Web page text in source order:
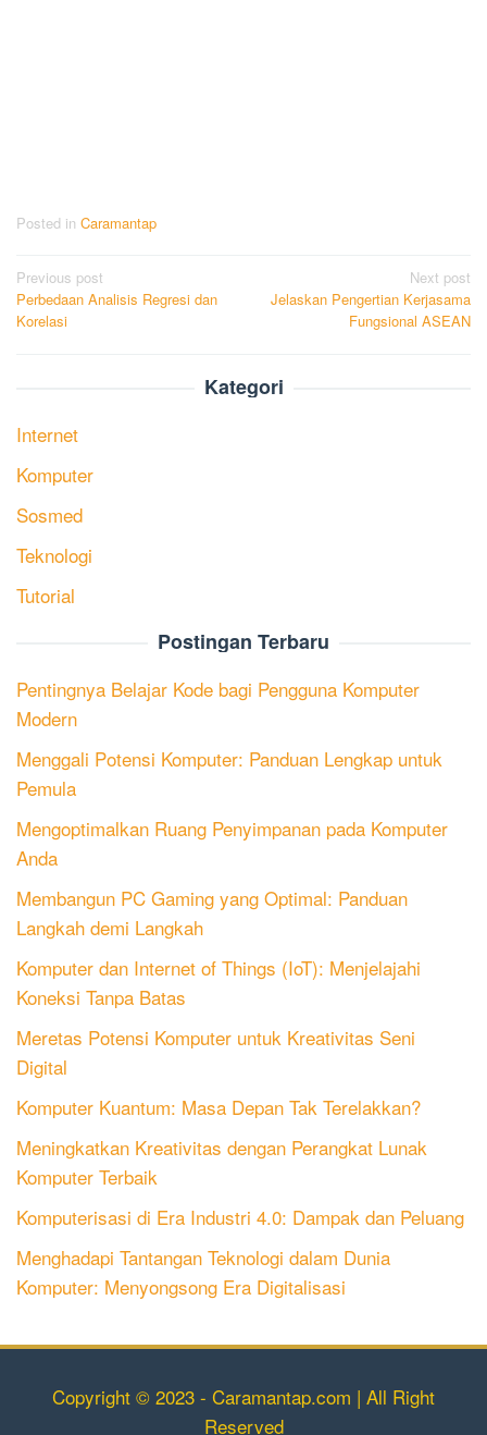
Posted in Caramantap
Post
navigation
Previous post
Perbedaan Analisis Regresi dan
Korelasi
Next post
Jelaskan Pengertian Kerjasama
Fungsional ASEAN
Kategori
Internet
Komputer
Sosmed
Teknologi
Tutorial
Postingan Terbaru
Pentingnya Belajar Kode bagi Pengguna Komputer
Modern
Menggali Potensi Komputer: Panduan Lengkap untuk
Pemula
Mengoptimalkan Ruang Penyimpanan pada Komputer
Anda
Membangun PC Gaming yang Optimal: Panduan
Langkah demi Langkah
Komputer dan Internet of Things (IoT): Menjelajahi
Koneksi Tanpa Batas
Meretas Potensi Komputer untuk Kreativitas Seni
Digital
Komputer Kuantum: Masa Depan Tak Terelakkan?
Meningkatkan Kreativitas dengan Perangkat Lunak
Komputer Terbaik
Komputerisasi di Era Industri 4.0: Dampak dan Peluang
Menghadapi Tantangan Teknologi dalam Dunia
Komputer: Menyongsong Era Digitalisasi
Copyright © 2023 - Caramantap.com | All Right
Reserved